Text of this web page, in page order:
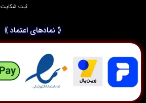
ثبت شکایت
⟪ نمادهای اعتماد ⟫